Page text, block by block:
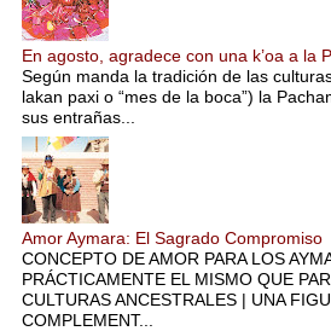
En agosto, agradece con una k’oa a la
Según manda la tradición de las
lakan paxi o “mes de la boca”) la
sus entrañas...
Amor Aymara: El Sagrado Compromiso
CONCEPTO DE AMOR PARA LOS
PRÁCTICAMENTE EL MISMO QUE
CULTURAS ANCESTRALES | UNA
COMPLEMENT...